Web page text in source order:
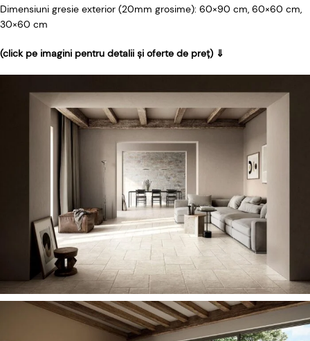
Dimensiuni gresie exterior (20mm grosime): 60×90 cm, 60×60 cm,
30×60 cm
(click pe imagini pentru detalii și oferte de preț) ⇓